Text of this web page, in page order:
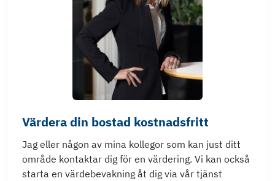
Värdera din bostad kostnadsfritt
Jag eller någon av mina kollegor som kan just ditt
område kontaktar dig för en värdering. Vi kan också
starta en värdebevakning åt dig via vår tjänst